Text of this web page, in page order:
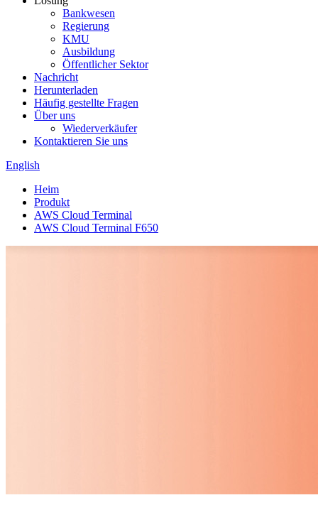
Bankwesen
Regierung
KMU
Ausbildung
Öffentlicher Sektor
Nachricht
Herunterladen
Häufig gestellte Fragen
Über uns
Wiederverkäufer
Kontaktieren Sie uns
English
Heim
Produkt
AWS Cloud Terminal
AWS Cloud Terminal F650